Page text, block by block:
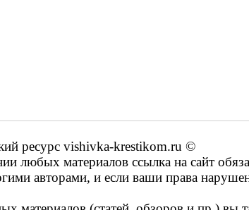
ресурс vishivka-krestikom.ru ©
любых материалов ссылка на сайт
авторами, и если ваши права